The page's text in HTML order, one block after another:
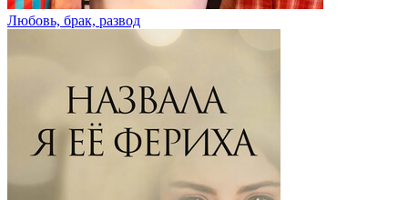
Любовь, брак, развод